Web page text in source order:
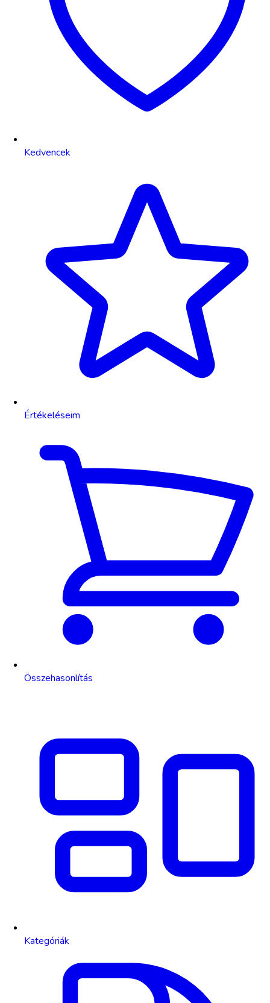
Kedvencek
Értékeléseim
Összehasonlítás
Kategóriák